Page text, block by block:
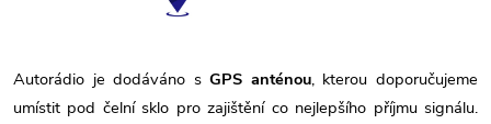
Autorádio je dodáváno s GPS anténou, kterou doporučujeme
umístit pod čelní sklo pro zajištění co nejlepšího příjmu signálu.